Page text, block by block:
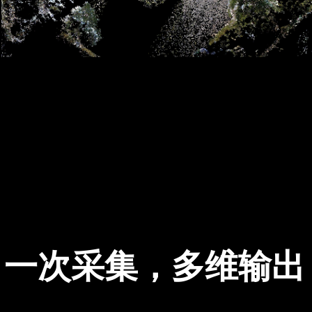
一次采集，多维输出